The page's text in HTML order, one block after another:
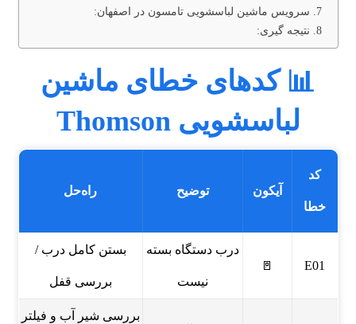
سرویس ماشین لباسشویی تامسون در اصفهان:
نتیجه گیری:
📊 کدهای خطای ماشین
لباسشویی Thomson
کد
خطا
آیکون توضیح راه‌حل
E01
🚪
درب دستگاه بسته
نیست
بستن کامل درب /
بررسی قفل
بررسی شیر آب و فیلتر